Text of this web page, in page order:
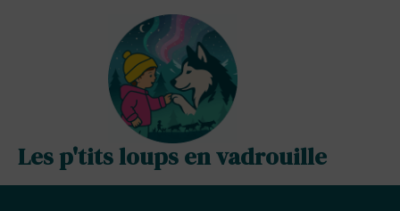
Les p'tits loups en vadrouille